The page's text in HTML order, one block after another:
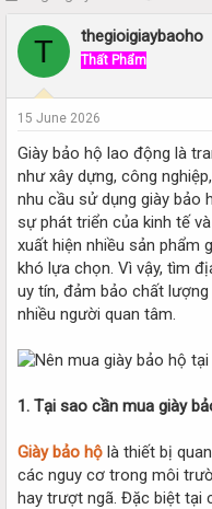
r
a
s
a
r
e
r
a
e
T thegioigiaybaoho
Thất Phẩm
15 June 2026
Giày bảo hộ lao động là
như xây dựng, công
nhu cầu sử dụng giày bảo
sự phát triển của kinh tế
xuất hiện nhiều sản phẩm
khó lựa chọn. Vì vậy, tìm
uy tín, đảm bảo chất
nhiều người quan tâm.
1. Tại sao cần mua giày
Giày bảo hộ là thiết bị
các nguy cơ trong môi
hay trượt ngã. Đặc biệt tại